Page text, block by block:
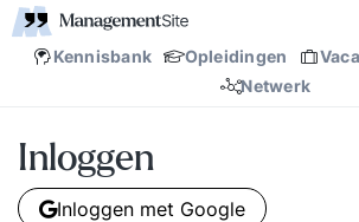
Kennisbank Opleidingen
Netwerk
Inloggen
Inloggen met Google